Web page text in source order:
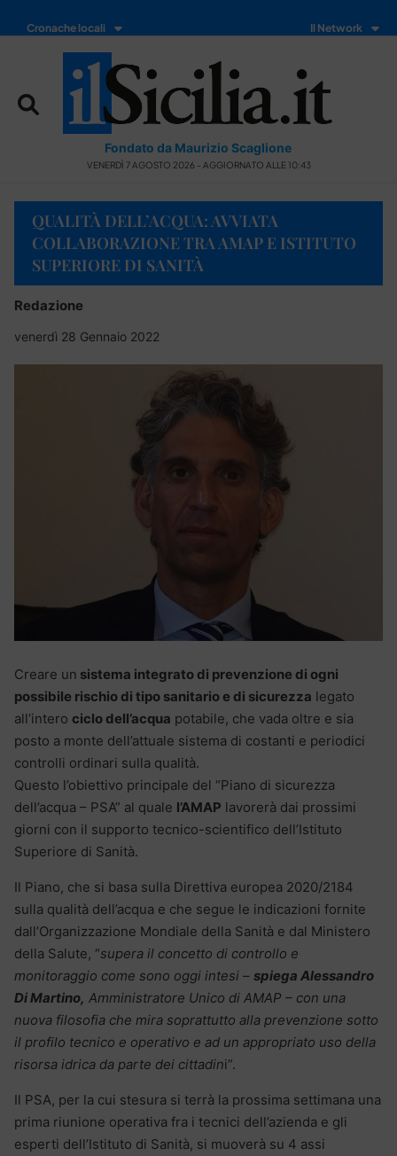
Cronache locali Il Network
Fondato da Maurizio Scaglione
VENERDÌ 7 AGOSTO 2026 - AGGIORNATO ALLE 10:43
QUALITÀ DELL’ACQUA: AVVIATA
COLLABORAZIONE TRA AMAP E ISTITUTO
SUPERIORE DI SANITÀ
Redazione
venerdì 28 Gennaio 2022
Creare un sistema integrato di prevenzione di ogni
possibile rischio di tipo sanitario e di sicurezza legato
all’intero ciclo dell’acqua potabile, che vada oltre e sia
posto a monte dell’attuale sistema di costanti e periodici
controlli ordinari sulla qualità.
Questo l’obiettivo principale del “Piano di sicurezza
dell’acqua – PSA” al quale l’AMAP lavorerà dai prossimi
giorni con il supporto tecnico-scientifico dell’Istituto
Superiore di Sanità.
Il Piano, che si basa sulla Direttiva europea 2020/2184
sulla qualità dell’acqua e che segue le indicazioni fornite
dall’Organizzazione Mondiale della Sanità e dal Ministero
della Salute, “supera il concetto di controllo e
monitoraggio come sono oggi intesi – spiega Alessandro
Di Martino, Amministratore Unico di AMAP – con una
nuova filosofia che mira soprattutto alla prevenzione sotto
il profilo tecnico e operativo e ad un appropriato uso della
risorsa idrica da parte dei cittadini”.
Il PSA, per la cui stesura si terrà la prossima settimana una
prima riunione operativa fra i tecnici dell’azienda e gli
esperti dell’Istituto di Sanità, si muoverà su 4 assi